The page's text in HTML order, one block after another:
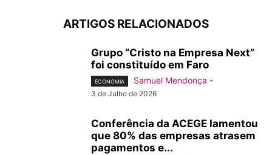
ARTIGOS RELACIONADOS
Grupo “Cristo na Empresa Next”
foi constituído em Faro
ECONOMIA Samuel Mendonça -
3 de Julho de 2026
Conferência da ACEGE lamentou
que 80% das empresas atrasem
pagamentos e...